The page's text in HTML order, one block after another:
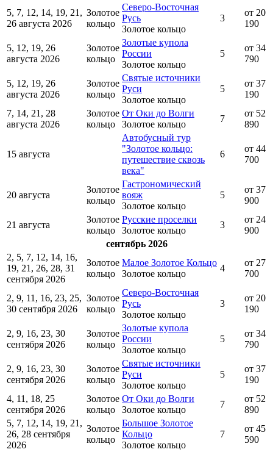
5, 7, 12, 14, 19, 21,
26 августа 2026
Золотое
кольцо
Северо-Восточная
Русь
Золотое кольцо
3
от 20
190
5, 12, 19, 26
августа 2026
Золотое
кольцо
Золотые купола
России
Золотое кольцо
5
от 34
790
5, 12, 19, 26
августа 2026
Золотое
кольцо
Святые источники
Руси
Золотое кольцо
5
от 37
190
7, 14, 21, 28
августа 2026
Золотое
кольцо
От Оки до Волги
Золотое кольцо
7
от 52
890
15 августа
Автобусный тур
"Золотое кольцо:
путешествие сквозь
века"
6
от 44
700
20 августа
Золотое
кольцо
Гастрономический
вояж
Золотое кольцо
5
от 37
900
21 августа
Золотое
кольцо
Русские проселки
Золотое кольцо
3
от 24
900
сентябрь 2026
2, 5, 7, 12, 14, 16,
19, 21, 26, 28, 31
сентября 2026
Золотое
кольцо
Малое Золотое Кольцо
Золотое кольцо
4
от 27
700
2, 9, 11, 16, 23, 25,
30 сентября 2026
Золотое
кольцо
Северо-Восточная
Русь
Золотое кольцо
3
от 20
190
2, 9, 16, 23, 30
сентября 2026
Золотое
кольцо
Золотые купола
России
Золотое кольцо
5
от 34
790
2, 9, 16, 23, 30
сентября 2026
Золотое
кольцо
Святые источники
Руси
Золотое кольцо
5
от 37
190
4, 11, 18, 25
сентября 2026
Золотое
кольцо
От Оки до Волги
Золотое кольцо
7
от 52
890
5, 7, 12, 14, 19, 21,
26, 28 сентября
2026
Золотое
кольцо
Большое Золотое
Кольцо
Золотое кольцо
7
от 45
590